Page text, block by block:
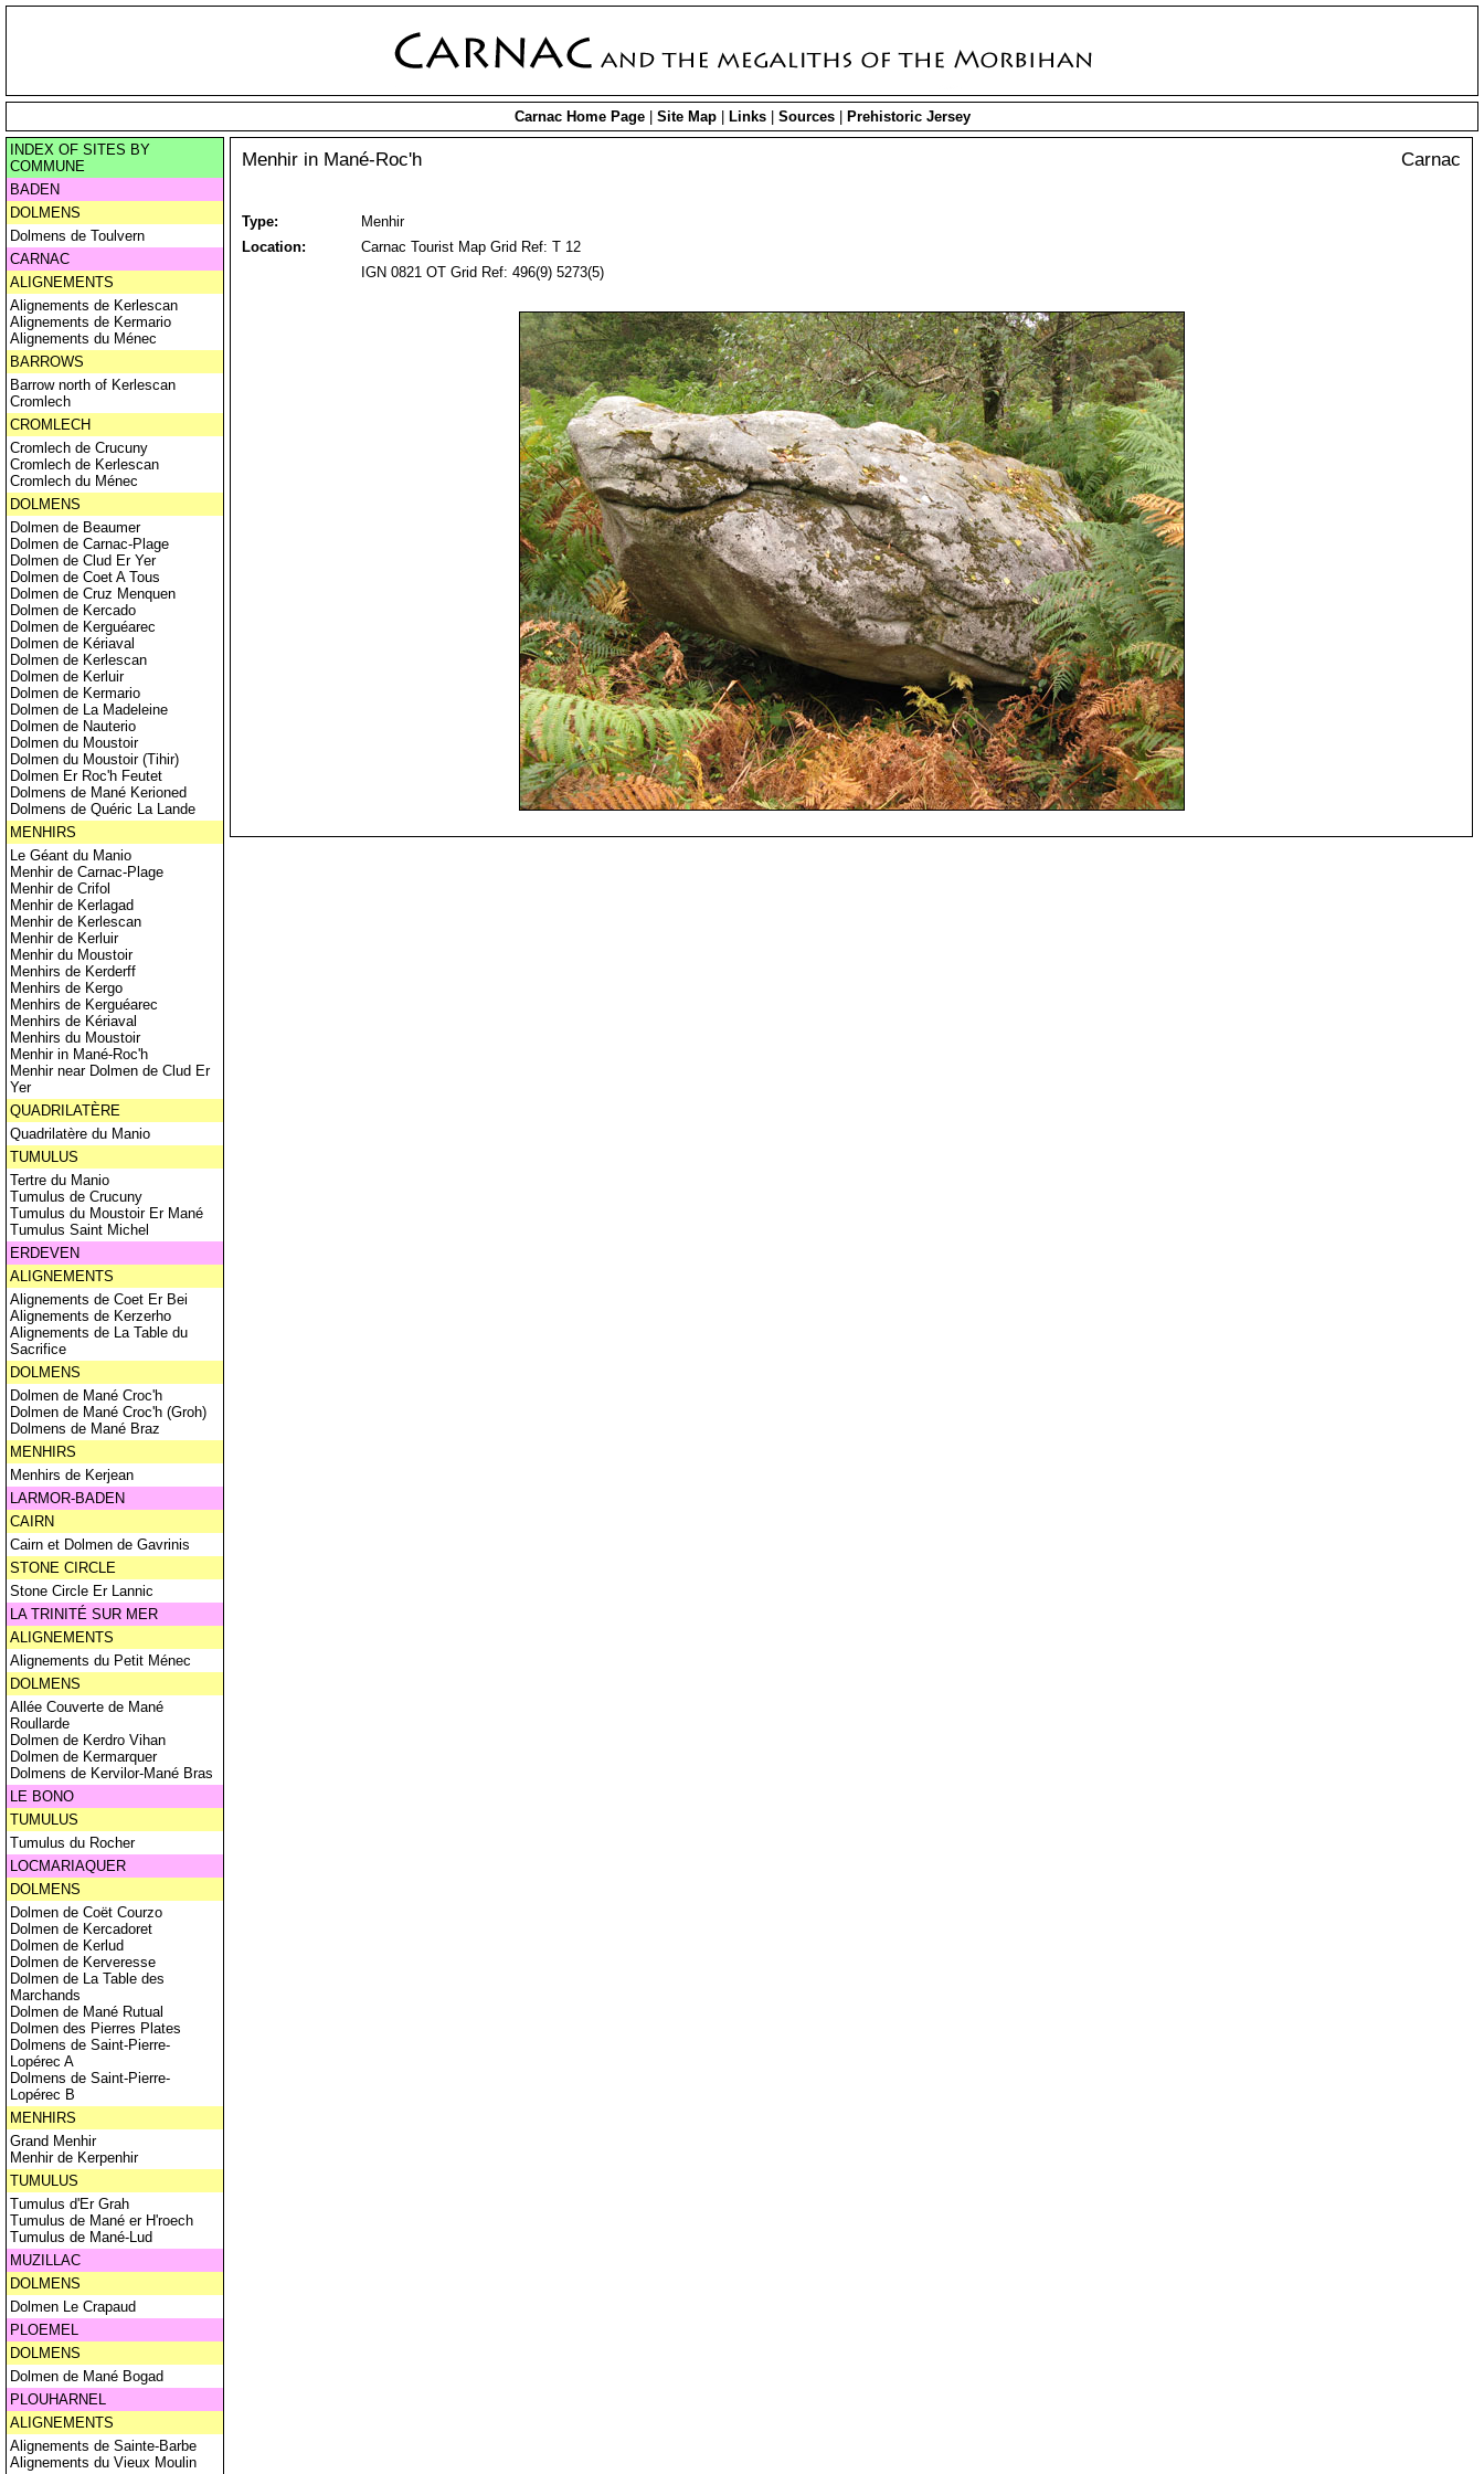
Carnac Home Page| Site Map| Links| Sources|
Prehistoric Jersey
INDEX OF SITES BY
COMMUNE
BADEN
DOLMENS
Dolmens de Toulvern
CARNAC
ALIGNEMENTS
Alignements de Kerlescan
Alignements de Kermario
Alignements du Ménec
BARROWS
Barrow north of Kerlescan
Cromlech
CROMLECH
Cromlech de Crucuny
Cromlech de Kerlescan
Cromlech du Ménec
DOLMENS
Dolmen de Beaumer
Dolmen de Carnac-Plage
Dolmen de Clud Er Yer
Dolmen de Coet A Tous
Dolmen de Cruz Menquen
Dolmen de Kercado
Dolmen de Kerguéarec
Dolmen de Kériaval
Dolmen de Kerlescan
Dolmen de Kerluir
Dolmen de Kermario
Dolmen de La Madeleine
Dolmen de Nauterio
Dolmen du Moustoir
Dolmen du Moustoir (Tihir)
Dolmen Er Roc'h Feutet
Dolmens de Mané Kerioned
Dolmens de Quéric La Lande
MENHIRS
Le Géant du Manio
Menhir de Carnac-Plage
Menhir de Crifol
Menhir de Kerlagad
Menhir de Kerlescan
Menhir de Kerluir
Menhir du Moustoir
Menhirs de Kerderff
Menhirs de Kergo
Menhirs de Kerguéarec
Menhirs de Kériaval
Menhirs du Moustoir
Menhir in Mané-Roc'h
Menhir near Dolmen de Clud Er
Yer
QUADRILATÈRE
Quadrilatère du Manio
TUMULUS
Tertre du Manio
Tumulus de Crucuny
Tumulus du Moustoir Er Mané
Tumulus Saint Michel
ERDEVEN
ALIGNEMENTS
Alignements de Coet Er Bei
Alignements de Kerzerho
Alignements de La Table du
Sacrifice
DOLMENS
Dolmen de Mané Croc'h
Dolmen de Mané Croc'h (Groh)
Dolmens de Mané Braz
MENHIRS
Menhirs de Kerjean
LARMOR-BADEN
CAIRN
Cairn et Dolmen de Gavrinis
STONE CIRCLE
Stone Circle Er Lannic
LA TRINITÉ SUR MER
ALIGNEMENTS
Alignements du Petit Ménec
DOLMENS
Allée Couverte de Mané
Roullarde
Dolmen de Kerdro Vihan
Dolmen de Kermarquer
Dolmens de Kervilor-Mané Bras
LE BONO
TUMULUS
Tumulus du Rocher
LOCMARIAQUER
DOLMENS
Dolmen de Coët Courzo
Dolmen de Kercadoret
Dolmen de Kerlud
Dolmen de Kerveresse
Dolmen de La Table des
Marchands
Dolmen de Mané Rutual
Dolmen des Pierres Plates
Dolmens de Saint-Pierre-
Lopérec A
Dolmens de Saint-Pierre-
Lopérec B
MENHIRS
Grand Menhir
Menhir de Kerpenhir
TUMULUS
Tumulus d'Er Grah
Tumulus de Mané er H'roech
Tumulus de Mané-Lud
MUZILLAC
DOLMENS
Dolmen Le Crapaud
PLOEMEL
DOLMENS
Dolmen de Mané Bogad
PLOUHARNEL
ALIGNEMENTS
Alignements de Sainte-Barbe
Alignements du Vieux Moulin
Menhir in Mané-Roc'h Carnac
Type:
Menhir
Location:
Carnac Tourist Map Grid Ref: T 12
IGN 0821 OT Grid Ref: 496(9) 5273(5)